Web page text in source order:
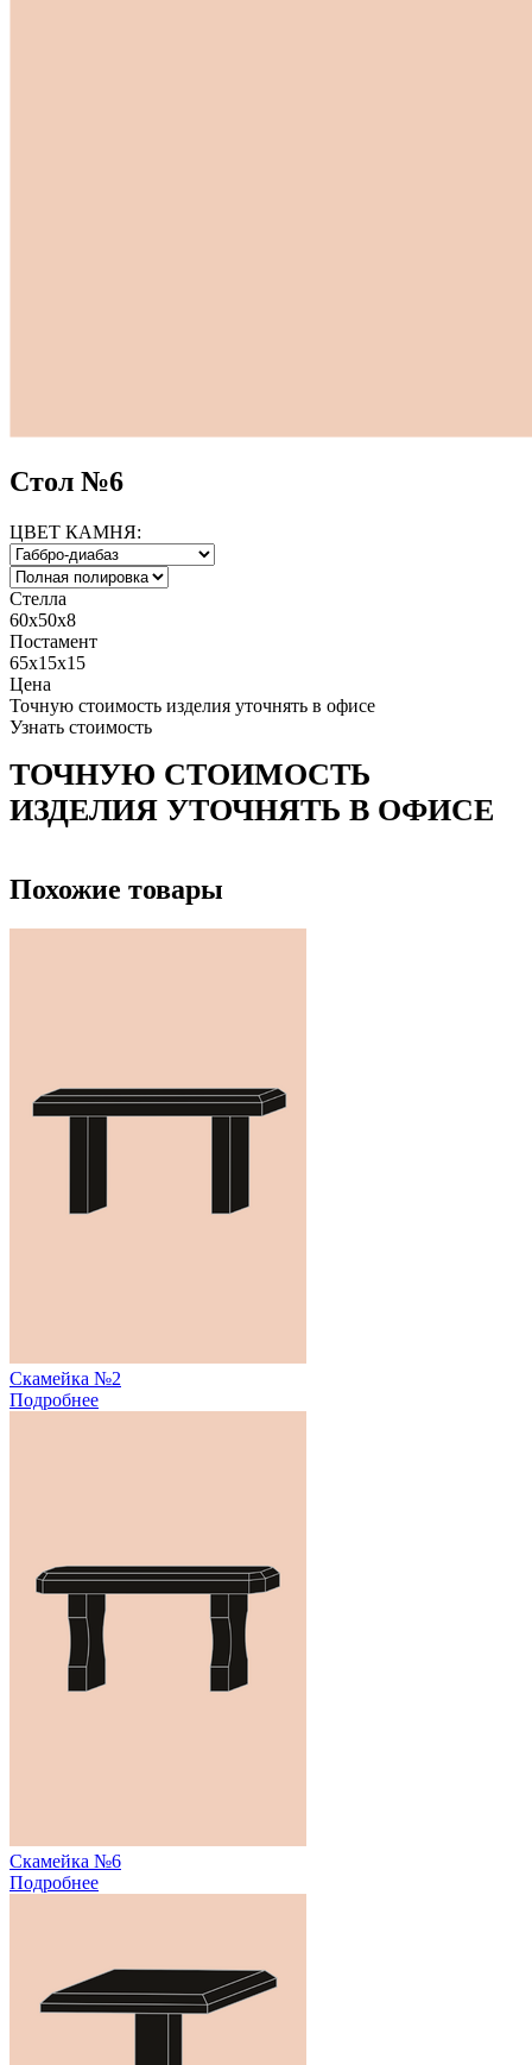
Стол №6
ЦВЕТ КАМНЯ:
Стелла
60х50х8
Постамент
65х15х15
Цена
Точную стоимость изделия уточнять в офисе
Узнать стоимость
ТОЧНУЮ СТОИМОСТЬ
ИЗДЕЛИЯ УТОЧНЯТЬ В ОФИСЕ
Похожие товары
Скамейка №2
Подробнее
Скамейка №6
Подробнее